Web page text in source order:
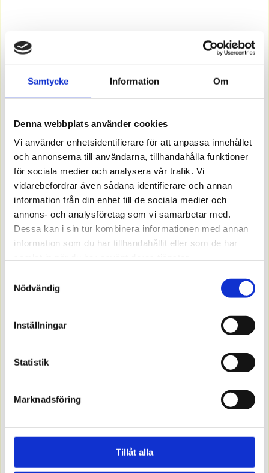
Samtycke Information Om
Denna webbplats använder cookies
Vi använder enhetsidentifierare för att anpassa innehållet
och annonserna till användarna, tillhandahålla funktioner
för sociala medier och analysera vår trafik. Vi
vidarebefordrar även sådana identifierare och annan
information från din enhet till de sociala medier och
annons- och analysföretag som vi samarbetar med.
Dessa kan i sin tur kombinera informationen med annan
information som du har tillhandahållit eller som de har
Nödvändig
Inställningar
Statistik
Marknadsföring
Tillåt alla
7511666
MER INFO